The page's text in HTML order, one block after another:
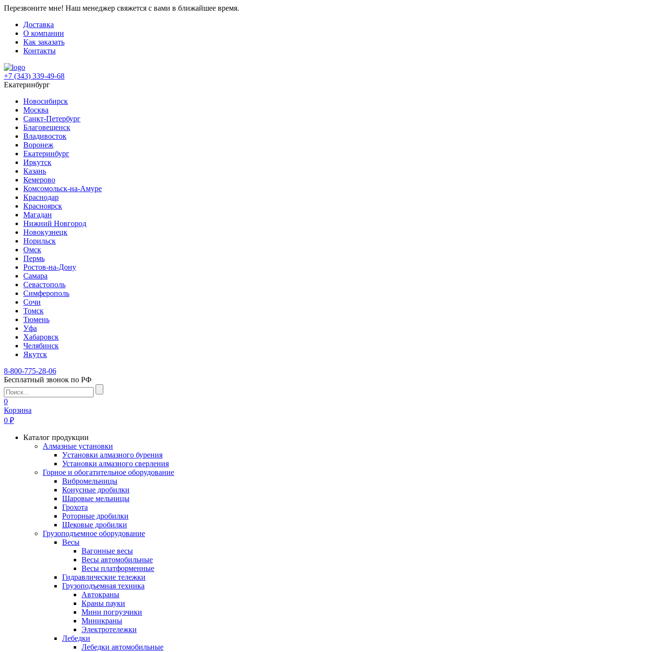
Перезвоните мне! Наш менеджер свяжется с вами в ближайшее время.
Доставка
О компании
Как заказать
Контакты
+7 (343) 339-49-68
Екатеринбург
Новосибирск
Москва
Санкт-Петербург
Благовещенск
Владивосток
Воронеж
Екатеринбург
Иркутск
Казань
Кемерово
Комсомольск-на-Амуре
Краснодар
Красноярск
Магадан
Нижний Новгород
Новокузнецк
Норильск
Омск
Пермь
Ростов-на-Дону
Самара
Севастополь
Симферополь
Сочи
Томск
Тюмень
Уфа
Хабаровск
Челябинск
Якутск
8-800-775-28-06
Бесплатный звонок по РФ
0
Корзина
0 ₽
Каталог продукции
Алмазные установки
Уcтановки алмазного бурения
Установки алмазного сверления
Горное и обогатительное оборудование
Вибромельницы
Конусные дробилки
Шаровые мельницы
Грохота
Роторные дробилки
Щековые дробилки
Грузоподъемное оборудование
Весы
Вагонные весы
Весы автомобильные
Весы платформенные
Гидравлические тележки
Грузоподъемная техника
Автокраны
Краны пауки
Мини погрузчики
Миникраны
Электротележки
Лебедки
Лебедки автомобильные